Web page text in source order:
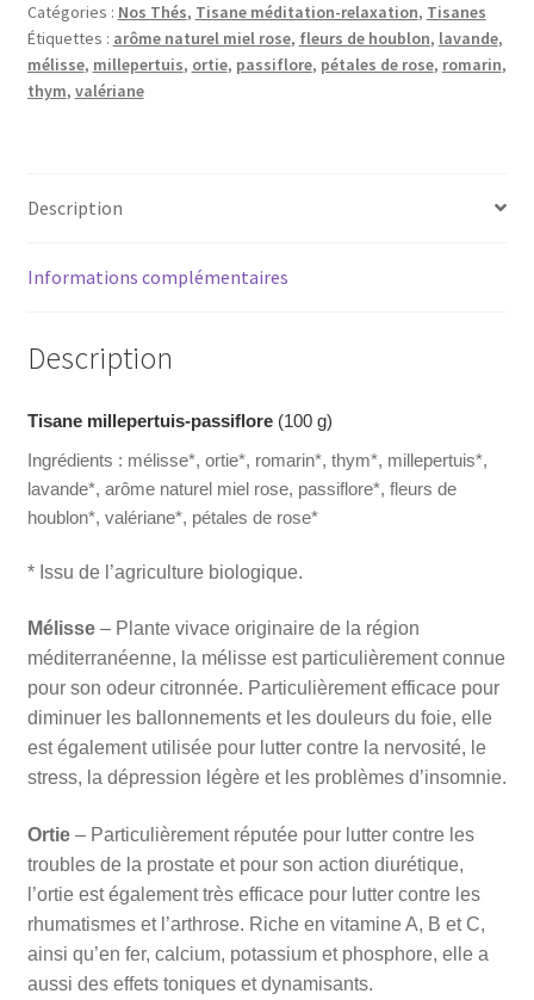
Catégories : Nos Thés, Tisane méditation-relaxation, Tisanes
Étiquettes : arôme naturel miel rose, fleurs de houblon, lavande,
mélisse, millepertuis, ortie, passiflore, pétales de rose, romarin,
thym, valériane
Description
Informations complémentaires
Description
Tisane millepertuis-passiflore (100 g)
Ingrédients : mélisse*, ortie*, romarin*, thym*, millepertuis*,
lavande*, arôme naturel miel rose, passiflore*, fleurs de
houblon*, valériane*, pétales de rose*
* Issu de l’agriculture biologique.
Mélisse– Plante vivace originaire de la région
méditerranéenne, la mélisse est particulièrement connue
pour son odeur citronnée. Particulièrement efficace pour
diminuer les ballonnements et les douleurs du foie, elle
est également utilisée pour lutter contre la nervosité, le
stress, la dépression légère et les problèmes d’insomnie.
Ortie – Particulièrement réputée pour lutter contre les
troubles de la prostate et pour son action diurétique,
l’ortie est également très efficace pour lutter contre les
rhumatismes et l’arthrose. Riche en vitamine A, B et C,
ainsi qu’en fer, calcium, potassium et phosphore, elle a
aussi des effets toniques et dynamisants.